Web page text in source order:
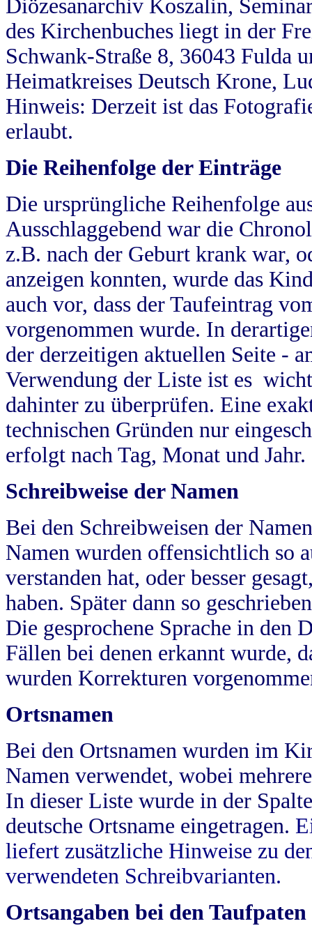
Diözesanarchiv Koszalin,
des Kirchenbuches liegt in der
Schwank-Straße 8, 36043 Fulda
Heimatkreises Deutsch Krone,
Hinweis: Derzeit ist das
erlaubt.
Die Reihenfolge der Einträge
Die ursprüngliche Reihenfolge
Ausschlaggebend war die
z.B. nach der Geburt krank war,
anzeigen konnten, wurde das
auch vor, dass der Taufeintrag
vorgenommen wurde. In
der derzeitigen aktuellen Seite -
Verwendung der Liste ist es
dahinter zu überprüfen. Eine
technischen Gründen nur
erfolgt nach Tag, Monat und Jahr.
Schreibweise der Namen
Bei den Schreibweisen der
Namen wurden offensichtlich so
verstanden hat, oder besser
haben. Später dann so
Die gesprochene Sprache in
Fällen bei denen erkannt wurde,
wurden Korrekturen
Ortsnamen
Bei den Ortsnamen wurden im
Namen verwendet, wobei
In dieser Liste wurde in der
deutsche Ortsname eingetragen.
liefert zusätzliche Hinweise zu
verwendeten Schreibvarianten.
Ortsangaben bei den Taufpaten